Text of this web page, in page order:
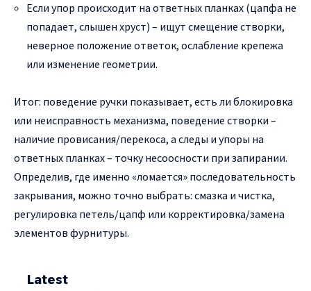
Если упор происходит на ответных планках (цапфа не
попадает, слышен хруст) – ищут смещение створки,
неверное положение ответок, ослабление крепежа
или изменение геометрии.
Итог: поведение ручки показывает, есть ли блокировка
или неисправность механизма, поведение створки –
наличие провисания/перекоса, а следы и упоры на
ответных планках – точку несоосности при запирании.
Определив, где именно «ломается» последовательность
закрывания, можно точно выбрать: смазка и чистка,
регулировка петель/цапф или корректировка/замена
элементов фурнитуры.
Latest